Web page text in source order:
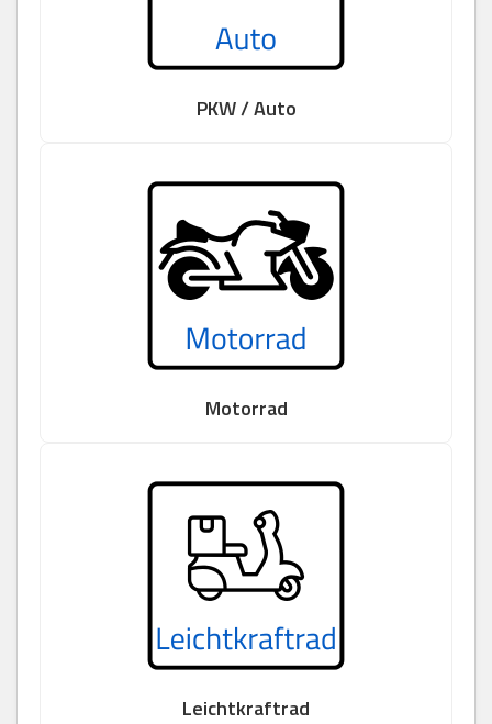
PKW / Auto
Motorrad
Leichtkraftrad